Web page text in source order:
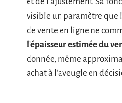
visible un paramètre que
de vente en ligne ne
l’épaisseur estimée du
donnée, même
achat à l’aveugle en